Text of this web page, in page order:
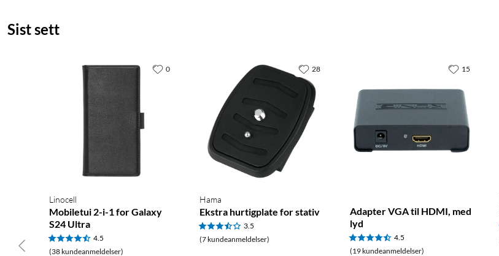
Sist sett
Linocell
Mobiletui 2-i-1 for Galaxy
S24 Ultra
4.5
(38 kundeanmeldelser)
0
Hama
Ekstra hurtigplate for stativ
3.5
(7 kundeanmeldelser)
28
Adapter VGA til HDMI, med
lyd
4.5
(19 kundeanmeldelser)
15